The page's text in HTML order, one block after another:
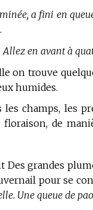
a fini en
Allez en avant à
on trouve
humides.
les champs, les
de
Des grandes
pour se
Une queue de